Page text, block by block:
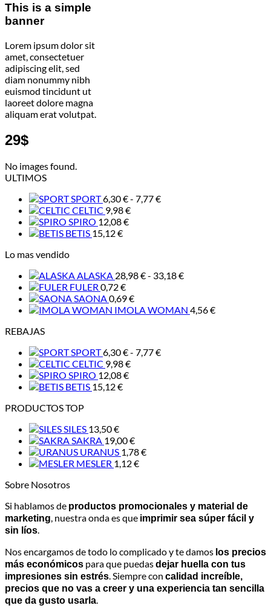
This is a simple
banner
Lorem ipsum dolor sit
amet, consectetuer
adipiscing elit, sed
diam nonummy nibh
euismod tincidunt ut
laoreet dolore magna
aliquam erat volutpat.
29$
No images found.
ULTIMOS
SPORT6,30€- 7,77€Rango
CELTIC 9,98€
SPIRO 12,08€
BETIS 15,12€
Lo mas vendido
ALASKA 28,98€- 33,18€Rango
desde
FULER 0,72€
SAONA0,69€
IMOLA WOMAN 4,56€
REBAJAS
SPORT6,30€- 7,77€Rango
CELTIC 9,98€
SPIRO 12,08€
BETIS 15,12€
PRODUCTOS TOP
SILES 13,50€
SAKRA 19,00€
URANUS 1,78€
MESLER 1,12€
Sobre Nosotros
Si hablamos de productos promocionales y material de
marketing, nuestra onda es que imprimir sea súper fácil y
sin líos.
Nos encargamos de todo lo complicado y te damos los precios
más económicos para que puedasdejar huella con tus
impresiones sin estrés. Siempre con calidad increíble,
precios que no vas a creer y una experiencia tan sencilla
que da gusto usarla.